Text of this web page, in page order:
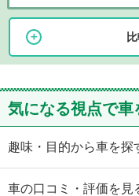
気になる視点で車
趣味・目的から車を探
車の口コミ・評価を見